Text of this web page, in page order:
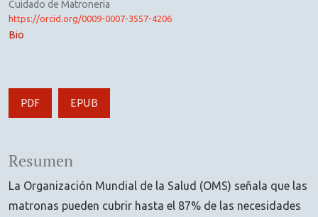
Cuidado de Matroneria
https://orcid.org/0009-0007-3557-4206
Bio
PDF EPUB
Resumen
La Organización Mundial de la Salud (OMS) señala que las
matronas pueden cubrir hasta el 87% de las necesidades